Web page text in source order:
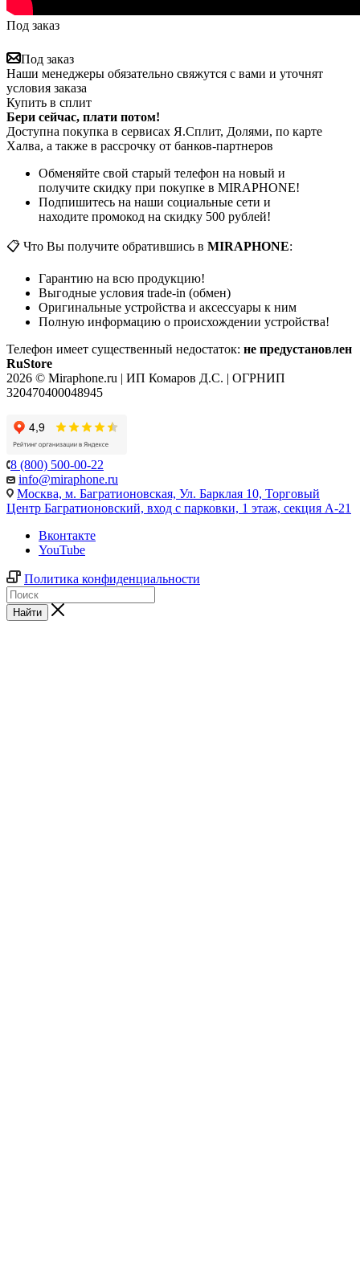
Под заказ
Под заказ
Наши менеджеры обязательно свяжутся с вами и уточнят
условия заказа
Купить в сплит
Бери сейчас, плати потом!
Доступна покупка в сервисах Я.Сплит, Долями, по карте
Халва, а также в рассрочку от банков-партнеров
Обменяйте свой старый телефон на новый и
получите скидку при покупке в MIRAPHONE!
Подпишитесь на наши социальные сети и
находите промокод на скидку 500 рублей!
📋 Что Вы получите обратившись в MIRAPHONE:
Гарантию на всю продукцию!
Выгодные условия trade-in (обмен)
Оригинальные устройства и аксессуары к ним
Полную информацию о происхождении устройства!
Телефон имеет существенный недостаток: не предустановлен
RuStore
2026 © Miraphone.ru | ИП Комаров Д.С. | ОГРНИП
320470400048945
8 (800) 500-00-22
info@miraphone.ru
Москва, м. Багратионовская, Ул. Барклая 10, Торговый
Центр Багратионовский, вход с парковки, 1 этаж, секция А-21
Вконтакте
YouTube
Политика конфиденциальности
Найти